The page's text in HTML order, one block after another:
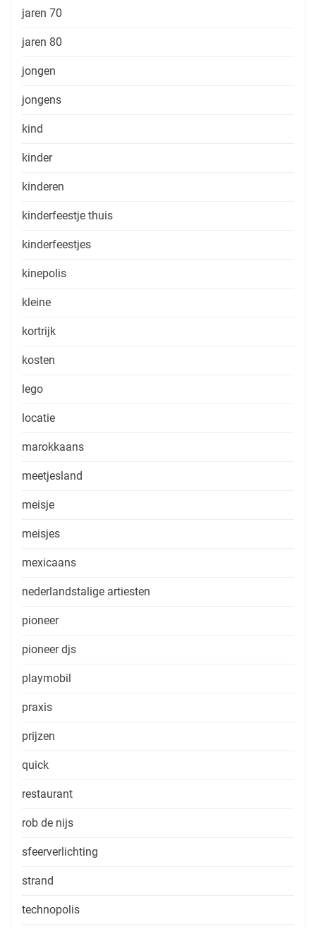
jaren 70
jaren 80
jongen
jongens
kind
kinder
kinderen
kinderfeestje thuis
kinderfeestjes
kinepolis
kleine
kortrijk
kosten
lego
locatie
marokkaans
meetjesland
meisje
meisjes
mexicaans
nederlandstalige artiesten
pioneer
pioneer djs
playmobil
praxis
prijzen
quick
restaurant
rob de nijs
sfeerverlichting
strand
technopolis